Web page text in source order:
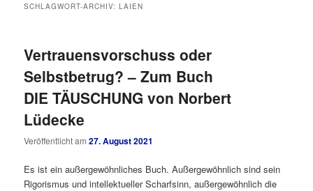
SCHLAGWORT-ARCHIV:LAIEN
Vertrauensvorschuss oder
Selbstbetrug? – Zum Buch
DIE TÄUSCHUNG von Norbert
Lüdecke
Veröffentlicht am27. August 2021
Es ist ein außergewöhnliches Buch. Außergewöhnlich sind sein
Rigorismus und intellektueller Scharfsinn, außergewöhnlich die